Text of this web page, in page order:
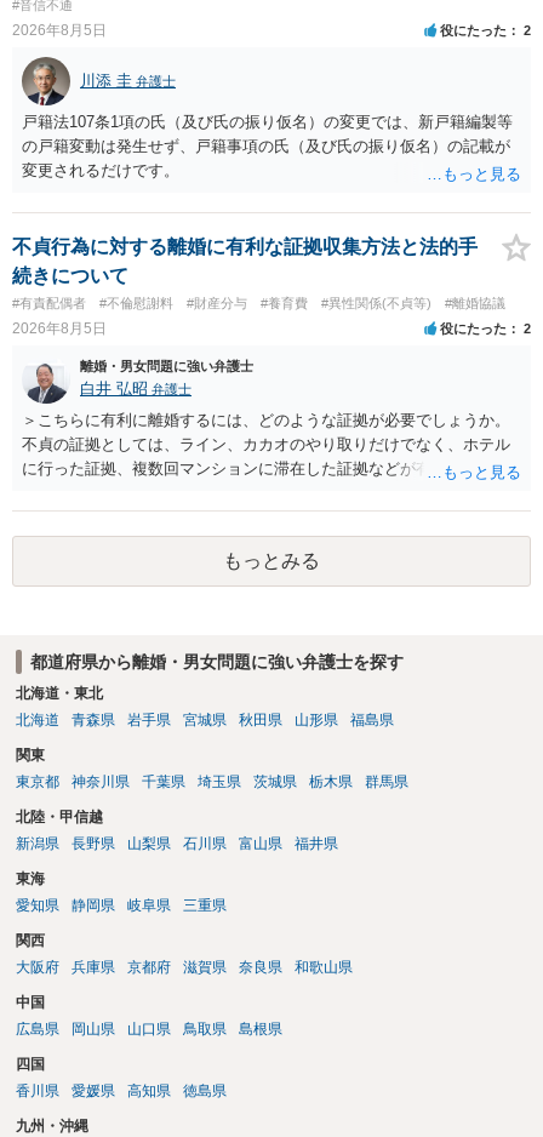
談してみてはいかがでしょうか。 以上、ご参考まで。
#音信不通
2026年8月5日 役にたった 2
川添 圭 弁護士
戸籍法107条1項の氏（及び氏の振り仮名）の変更では、新戸籍編製等
の戸籍変動は発生せず、戸籍事項の氏（及び氏の振り仮名）の記載が
変更されるだけです。
不貞行為に対する離婚に有利な証拠収集方法と法的手
続きについて
#有責配偶者 #不倫慰謝料 #財産分与 #養育費 #異性関係(不貞等) #離婚協議
2026年8月5日 役にたった 2
離婚・男女問題に強い弁護士
白井 弘昭 弁護士
＞こちらに有利に離婚するには、どのような証拠が必要でしょうか。
不貞の証拠としては、ライン、カカオのやり取りだけでなく、ホテル
に行った証拠、複数回マンションに滞在した証拠などが有効です。 不
婚する、慰謝料をとるなど）ことができると思われます。 ただし、不
貞発覚後、長期間同居を続けると、不貞を許したとの評価につながる
場合がありますので、ご注意ください。 以上、ご参考まで。
もっとみる
都道府県から離婚・男女問題に強い弁護士を探す
北海道・東北
北海道
青森県 岩手県 宮城県 秋田県 山形県 福島県
関東
東京都
神奈川県 千葉県 埼玉県 茨城県 栃木県 群馬県
北陸・甲信越
新潟県
長野県 山梨県 石川県 富山県 福井県
東海
愛知県
静岡県 岐阜県 三重県
関西
大阪府
兵庫県 京都府 滋賀県 奈良県 和歌山県
中国
広島県
岡山県 山口県 鳥取県 島根県
四国
香川県
愛媛県 高知県 徳島県
九州・沖縄